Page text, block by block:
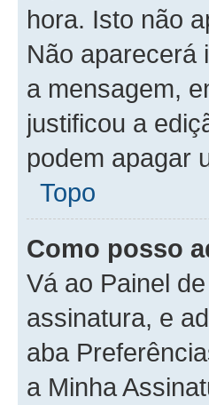
hora. Isto não
Não aparecerá
a mensagem,
justificou a
podem apagar
Topo
Como posso
Vá ao Painel
assinatura, e
aba
a Minha